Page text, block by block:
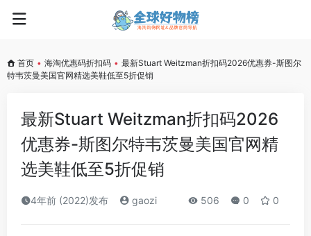
首页 • 海淘优惠码折扣码 • 最新Stuart Weitzman折扣码2026优惠券-斯图尔
特韦茨曼美国官网精选美鞋低至5折促销
最新Stuart Weitzman折扣码2026
优惠券-斯图尔特韦茨曼美国官网精
选美鞋低至5折促销
4年前 (2022)发布 gaozi 506 0 0